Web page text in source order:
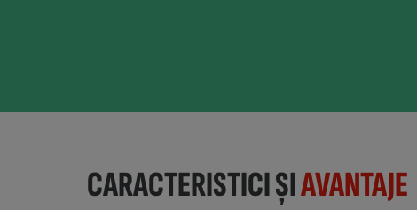
CARACTERISTICI ȘIAVANTAJE